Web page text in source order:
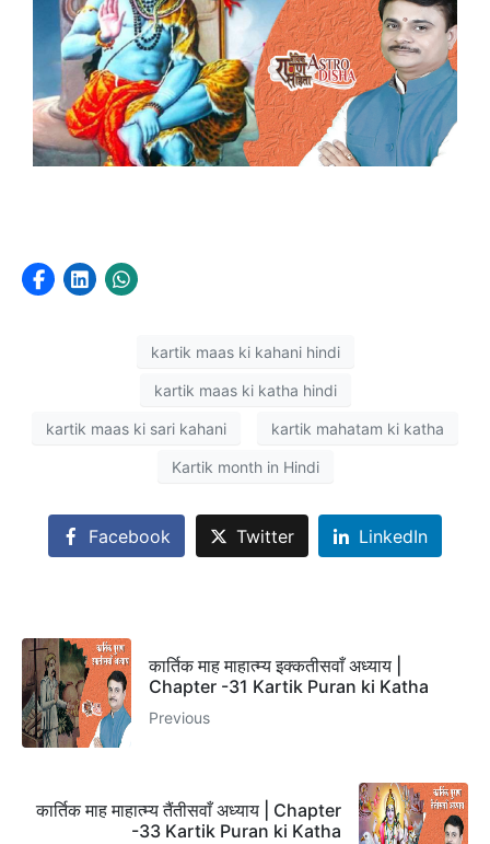
kartik maas ki kahani hindi
kartik maas ki katha hindi
kartik maas ki sari kahani kartik mahatam ki katha
Kartik month in Hindi
Facebook Twitter LinkedIn
कार्तिक माह माहात्म्य इक्कतीसवाँ अध्याय |
Chapter -31 Kartik Puran ki Katha
Previous
कार्तिक माह माहात्म्य तैंतीसवाँ अध्याय | Chapter
-33 Kartik Puran ki Katha